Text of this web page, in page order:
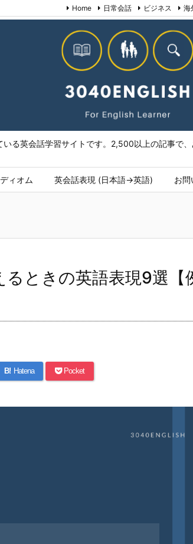
る英会話学習サイトです。2,500以上の記事
ィオム 英会話表現 (日本語→英語) お問
Home 日常会話 ビジネス 海
ときの英語表現9選【
B! Hatena Pocket